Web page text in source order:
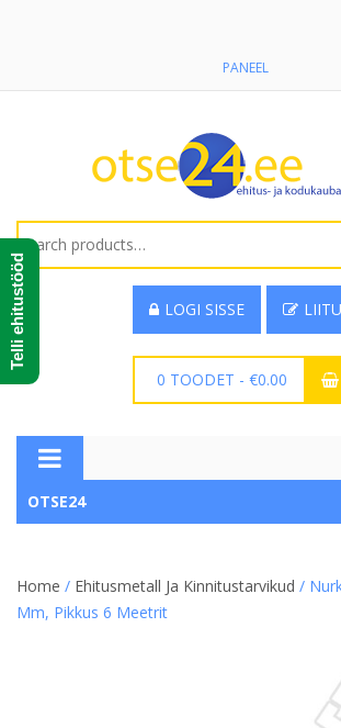
PANEEL
Search
for:
LOGI SISSE LIITU
0 TOODET - €0.00
OTSE24
Home / Ehitusmetall Ja Kinnitustarvikud /
Mm, Pikkus 6 Meetrit
Telli ehitustööd